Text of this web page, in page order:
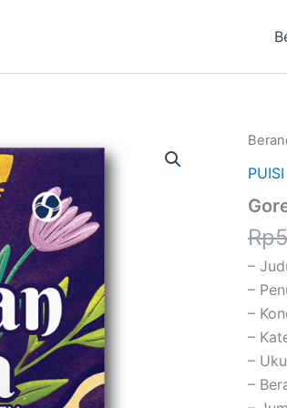
PUISI
Rp
–
–
–
–
–
–
Il